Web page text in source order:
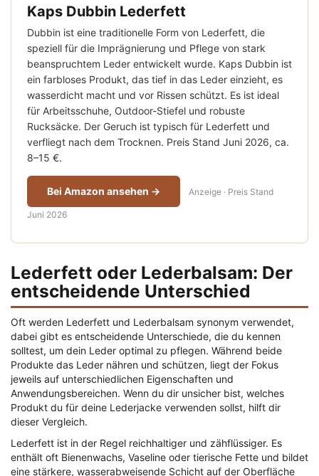
Kaps Dubbin Lederfett
Dubbin ist eine traditionelle Form von Lederfett, die
speziell für die Imprägnierung und Pflege von stark
beanspruchtem Leder entwickelt wurde. Kaps Dubbin ist
ein farbloses Produkt, das tief in das Leder einzieht, es
wasserdicht macht und vor Rissen schützt. Es ist ideal
für Arbeitsschuhe, Outdoor-Stiefel und robuste
Rucksäcke. Der Geruch ist typisch für Lederfett und
verfliegt nach dem Trocknen. Preis Stand Juni 2026, ca.
8–15 €.
Bei Amazon ansehen → Anzeige · Preis Stand
Juni 2026
Lederfett oder Lederbalsam: Der
entscheidende Unterschied
Oft werden Lederfett und Lederbalsam synonym verwendet,
dabei gibt es entscheidende Unterschiede, die du kennen
solltest, um dein Leder optimal zu pflegen. Während beide
Produkte das Leder nähren und schützen, liegt der Fokus
jeweils auf unterschiedlichen Eigenschaften und
Anwendungsbereichen. Wenn du dir unsicher bist, welches
Produkt du für deine Lederjacke verwenden sollst, hilft dir
dieser Vergleich.
Lederfett ist in der Regel reichhaltiger und zähflüssiger. Es
enthält oft Bienenwachs, Vaseline oder tierische Fette und bildet
eine stärkere, wasserabweisende Schicht auf der Oberfläche